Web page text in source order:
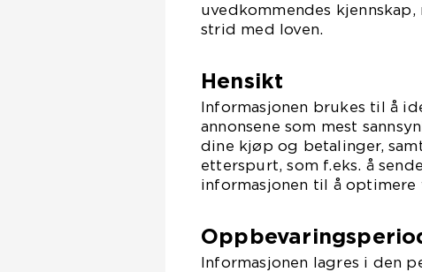
uvedkommendes
strid med loven.
Hensikt
Informasjonen brukes til å
annonsene som mest
dine kjøp og betalinger,
etterspurt, som f.eks. å
informasjonen til å
Informasjonen lagres i den